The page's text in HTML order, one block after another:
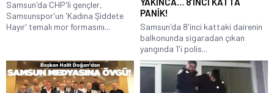
Samsun'da CHP'li gençler,
Samsunspor'un 'Kadına Şiddete
Hayır' temalı mor formasını...
PANİK!
Samsun'da 8'inci kattaki dairenin
balkonunda sigaradan çıkan
yangında 1'i polis...